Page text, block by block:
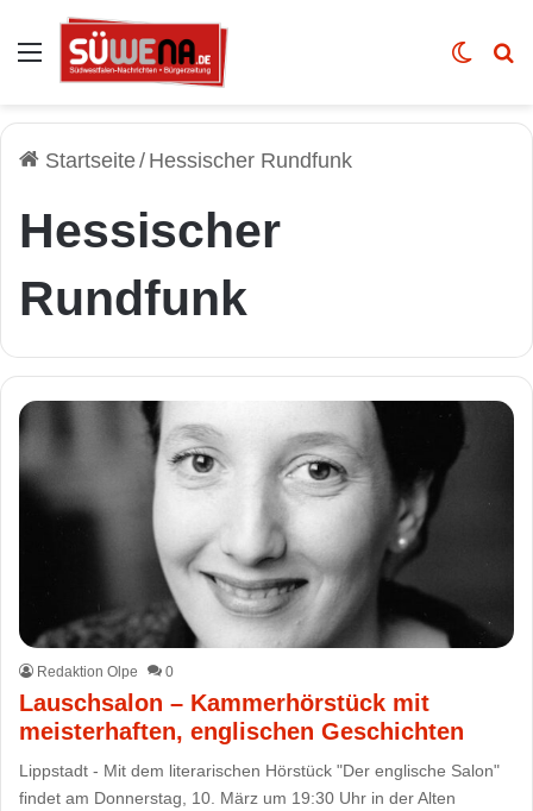
Auswahl Skin
Startseite/ Hessischer Rundfunk
Hessischer
Rundfunk
Redaktion Olpe 0
Lauschsalon – Kammerhörstück mit
meisterhaften, englischen Geschichten
Lippstadt - Mit dem literarischen Hörstück "Der englische Salon"
findet am Donnerstag, 10. März um 19:30 Uhr in der Alten